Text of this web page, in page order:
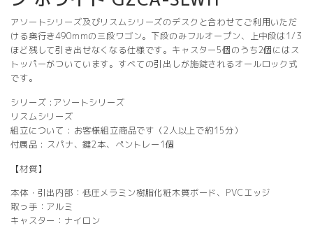
アソートシリーズ及びリスムシリーズのデスクと合わせてご利用いただ
ける奥行き490mmの三段ワゴン。下段のみフルオープン、上中段は1/3
ほど残して引き出せなくなる仕様です。キャスター5個のうち2個にはス
トッパーがついています。すべての引出しが施錠されるオールロック式
です。
シリーズ :アソートシリーズ
リスムシリーズ
組立について : お客様組立商品です（2人以上で約15分）
付属品 : スパナ、鍵2本、ペントレー1個
【材質】
本体・引出内部：低圧メラミン樹脂化粧木質ボード、PVCエッジ
取っ手：アルミ
キャスター：ナイロン